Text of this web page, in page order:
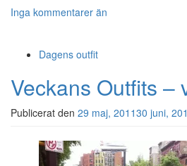
Inga kommentarer än
Dagens outfit
Veckans Outfits –
Publicerat den 29 maj, 201130 juni,